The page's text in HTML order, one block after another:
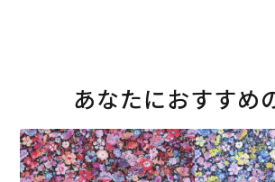
あなたにおすすめ